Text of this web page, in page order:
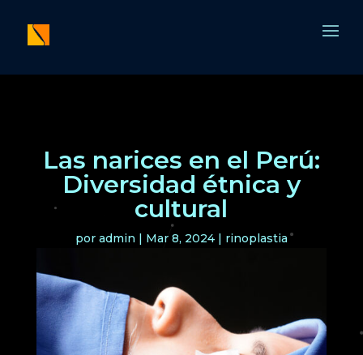
Las narices en el Perú:
Diversidad étnica y
cultural
por admin | Mar 8, 2024| rinoplastia